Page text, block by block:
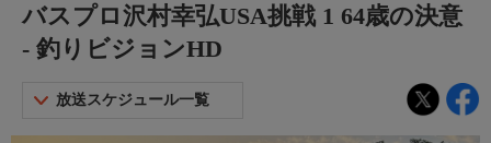
バスプロ沢村幸弘USA挑戦 1 64歳の決意
- 釣りビジョンHD
放送スケジュール一覧